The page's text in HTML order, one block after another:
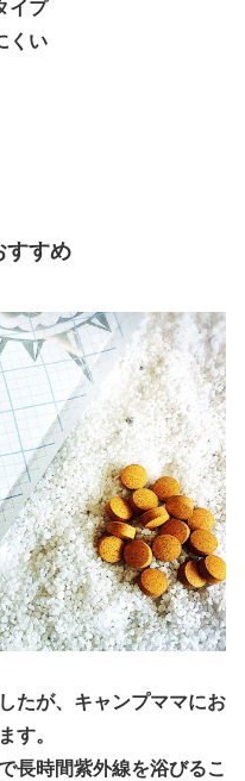
イプ
くい
すすめ
たが、キャンプママにお
す。
長時間紫外線を浴びるこ